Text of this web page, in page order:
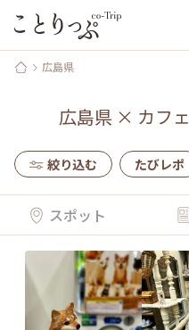
広島県
広島県 × カフェ
絞り込む たびレポ
スポット